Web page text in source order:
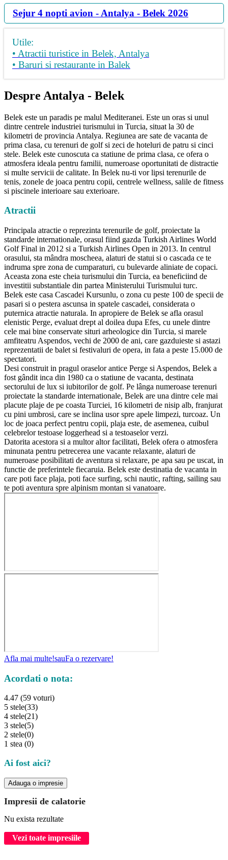
Sejur 4 nopti avion - Antalya - Belek 2026
Utile:
• Atractii turistice in Belek, Antalya
• Baruri si restaurante in Balek
Despre Antalya - Belek
Belek este un paradis pe malul Mediteranei. Este un oras si unul
dintre centrele industriei turismului in Turcia, situat la 30 de
kilometri de provincia Antalya. Regiunea are sate de vacanta de
prima clasa, cu terenuri de golf si zeci de hoteluri de patru si cinci
stele. Belek este cunoscuta ca statiune de prima clasa, ce ofera o
atmosfera ideala pentru familii, numeroase oportunitati de distractie
si multe servicii de calitate. In Belek nu-ti vor lipsi terenurile de
tenis, zonele de joaca pentru copii, centrele wellness, salile de fitness
si piscinele interioare sau exterioare.
Atractii
Principala atractie o reprezinta terenurile de golf, proiectate la
standarde internationale, orasul fiind gazda Turkish Airlines World
Golf Final in 2012 si a Turkish Airlines Open in 2013. In centrul
orasului, sta mândra moscheea, alaturi de statui si o cascada ce te
indruma spre zona de cumparaturi, cu bulevarde aliniate de copaci.
Aceasta zona este cheia turismului din Turcia, ea beneficiind de
investitii substantiale din partea Ministerului Turismului turc.
Belek este casa Cascadei Kursunlu, o zona cu peste 100 de specii de
pasari si o pestera ascunsa in spatele cascadei, considerata o
puternica atractie naturala. In apropiere de Belek se afla orasul
elenistic Perge, evaluat drept al doilea dupa Efes, cu unele dintre
cele mai bine conservate situri arheologice din Turcia, si marele
amfiteatru Aspendos, vechi de 2000 de ani, care gazduieste si astazi
reprezentatii de balet si festivaluri de opera, in fata a peste 15.000 de
spectatori.
Desi construit in pragul oraselor antice Perge si Aspendos, Belek a
fost gândit inca din 1980 ca o statiune de vacanta, destinata
sectorului de lux si iubitorilor de golf. Pe lânga numeroase terenuri
proiectate la standarde internationale, Belek are una dintre cele mai
placute plaje de pe coasta Turciei, 16 kilometri de nisip alb, franjurat
cu pini umbrosi, care se inclina usor spre apele limpezi, turcoaz. Un
loc de joaca perfect pentru copii, plaja este, de asemenea, cuibul
celebrelor testoase loggerhead si a testoaselor verzi.
Datorita acestora si a multor altor facilitati, Belek ofera o atmosfera
minunata pentru petrecerea une vacante relaxante, alaturi de
numeroase posibilitati de aventura si relaxare, pe apa sau pe uscat, in
functie de preferintele fiecaruia. Belek este destinatia de vacanta in
care poti face plaja, poti face surfing, schi nautic, rafting, sailing sau
te poti aventura spre alpinism montan si vanatoare.
Afla mai multe!sauFa o rezervare!
Acordati o nota:
4.47 (59 voturi)
5 stele(33)
4 stele(21)
3 stele(5)
2 stele(0)
1 stea (0)
Ai fost aici?
Adauga o impresie
Impresii de calatorie
Nu exista rezultate
Vezi toate impresiile